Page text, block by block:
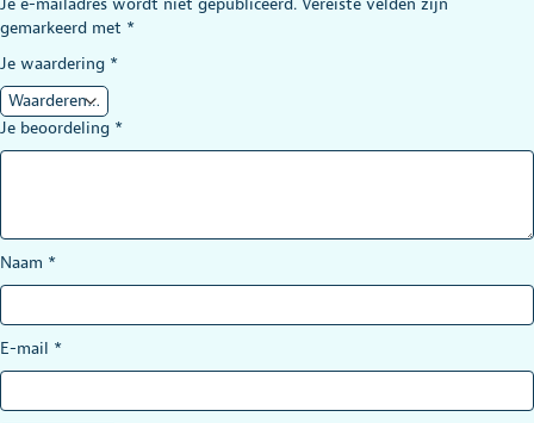
Je e-mailadres wordt niet gepubliceerd. Vereiste velden zijn
gemarkeerd met *
Je waardering *
Je beoordeling *
Naam *
E-mail *